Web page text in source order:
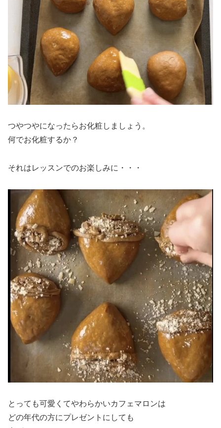
つやつやになったらお化粧しましょう。
何でお化粧するか？
それはレッスンでのお楽しみに・・・
とっても可愛くてやわらかいカフェマロンは
どの年代の方にプレゼントにしても